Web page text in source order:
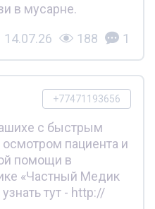
в мусарне.
14.07.26 188 1
+77471193656
с быстрым
пациента и
помощи в
«Частный Медик
тут - http://